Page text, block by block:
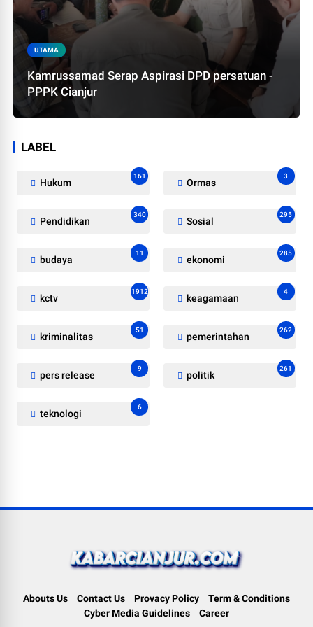
UTAMA
Kamrussamad Serap Aspirasi DPD persatuan -
PPPK Cianjur
LABEL
Hukum
161
Ormas
3
Pendidikan
340
Sosial
295
budaya
11
ekonomi
285
kctv
1912
keagamaan
4
kriminalitas
51
pemerintahan
262
pers release
9
politik
261
teknologi
6
Abouts Us Contact Us Provacy Policy
Term & Conditions
Cyber Media Guidelines
Career